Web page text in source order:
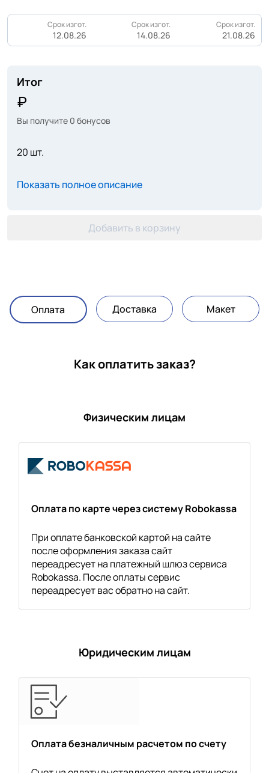
Срок изгот.
12.08.26
Срок изгот.
14.08.26
Срок изгот.
21.08.26
Итог
Вы получите 0 бонусов
20 шт.
Показать полное описание
Добавить в корзину
Оплата Доставка Макет
Как оплатить заказ?
Физическим лицам
Оплата по карте через систему Robokassa
При оплате банковской картой на сайте
после оформления заказа сайт
переадресует на платежный шлюз сервиса
Robokassa. После оплаты сервис
переадресует вас обратно на сайт.
Юридическим лицам
Оплата безналичным расчетом по счету